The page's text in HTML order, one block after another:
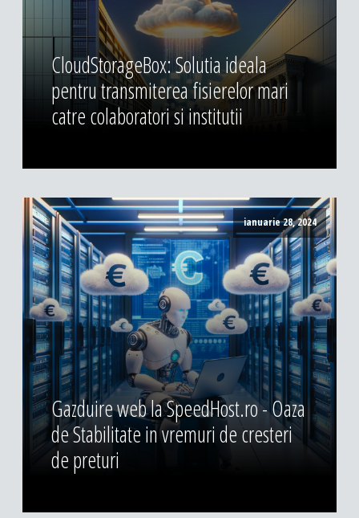
CloudStorageBox: Solutia ideala
pentru transmiterea fisierelor mari
catre colaboratori si institutii
ianuarie 28, 2024
Gazduire web la SpeedHost.ro - Oaza
de Stabilitate in vremuri de cresteri
de preturi